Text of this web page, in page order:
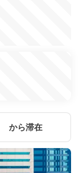
から滞在